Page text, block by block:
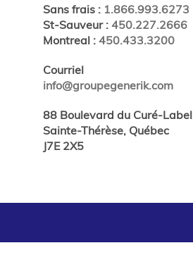
Sans frais: 1.866.993.6273
St-Sauveur: 450.227.2666
Montreal: 450.433.3200
Courriel
info@groupegenerik.com
88 Boulevard du Curé-
Sainte-Thérèse, Québec
J7E 2X5